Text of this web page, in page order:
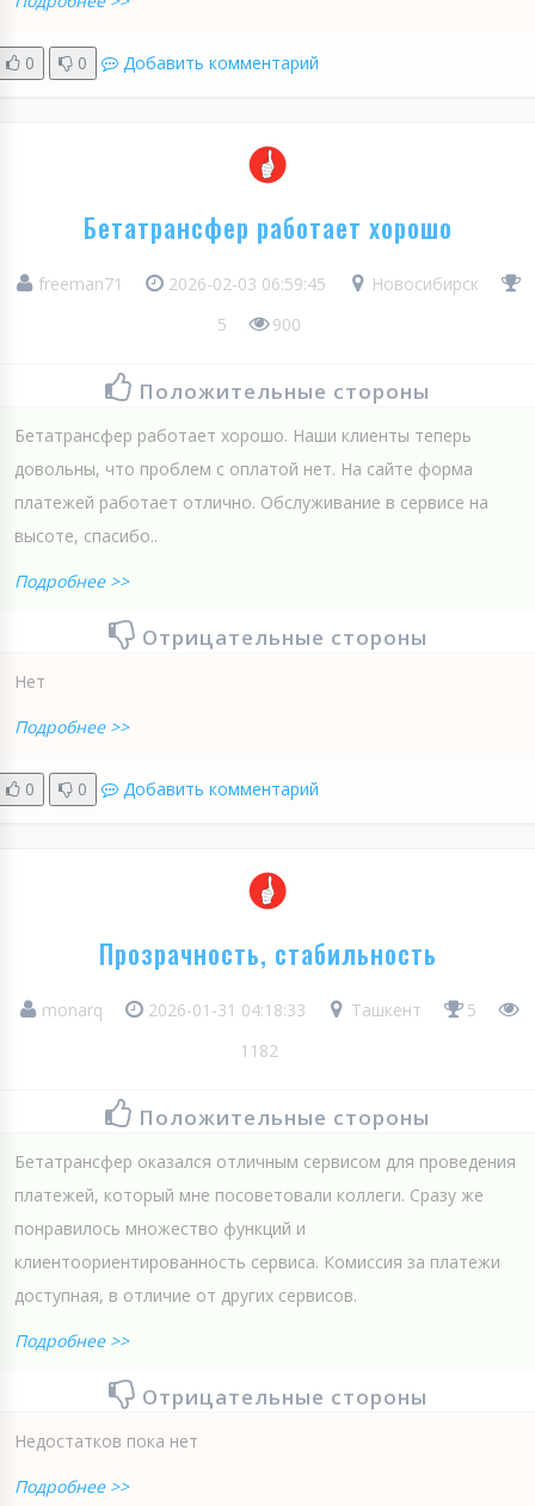
0 0 Добавить комментарий
Бетатрансфер работает хорошо
freeman71 2026-02-03 06:59:45
Новосибирск
5
900
Положительные стороны
Бетатрансфер работает хорошо. Наши клиенты теперь
довольны, что проблем с оплатой нет. На сайте форма
платежей работает отлично. Обслуживание в сервисе на
высоте, спасибо..
Подробнее >>
Отрицательные стороны
Нет
Подробнее >>
0 0 Добавить комментарий
Прозрачность, стабильность
monarq 2026-01-31 04:18:33 Ташкент
5
1182
Положительные стороны
Бетатрансфер оказался отличным сервисом для проведения
платежей, который мне посоветовали коллеги. Сразу же
понравилось множество функций и
клиентоориентированность сервиса. Комиссия за платежи
доступная, в отличие от других сервисов.
Подробнее >>
Отрицательные стороны
Недостатков пока нет
Подробнее >>